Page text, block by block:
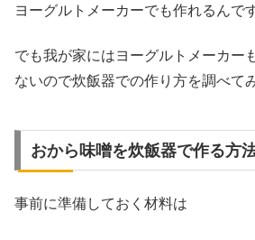
ヨーグルトメーカーでも作れるんです
でも我が家にはヨーグルトメーカー
ないので炊飯器での作り方を調べて
おから味噌を炊飯器で作る方
事前に準備しておく材料は